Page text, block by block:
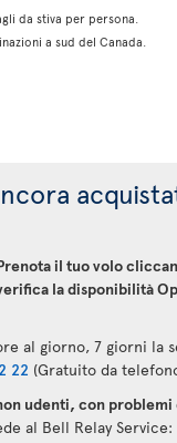
da stiva per persona.
a sud del Canada.
il tuo volo
la disponibilità
al giorno, 7 giorni la
22 (Gratuito da
udenti, con
al Bell Relay Service: